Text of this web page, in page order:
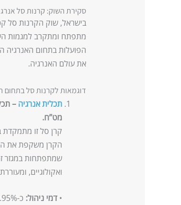
סקירת השוק: קרנות סל
בישראל, שוק הקרנות סל
מתפתח ומתקרב למגמות
הפועלות בתחום האנרגיה
את עולם האנרגיה.
דוגמאות לקרנות סל בתחום
תכלית אנרגיה
מט”ח.
קרן סל זו מתמקדת
הקרן משקפת את
שמתפתחות במגזר
ואקולוגיים,
•דמי ניהול: כ-0.95%